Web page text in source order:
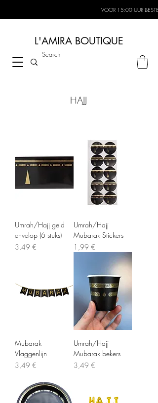
VOOR 15:00 UUR
L'AMIRA BOUTIQUE
HAJJ
Umrah/Hajj geld
envelop (6 stuks)
Precio
3,49 €
Umrah/Hajj
Mubarak Stickers
Precio
1,99 €
Mubarak
Vlaggenlijn
Precio
3,49 €
Umrah/Hajj
Mubarak bekers
Precio
3,49 €